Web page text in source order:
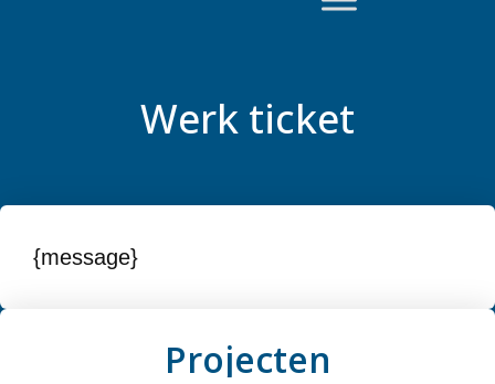
Werk ticket
{message}
Projecten